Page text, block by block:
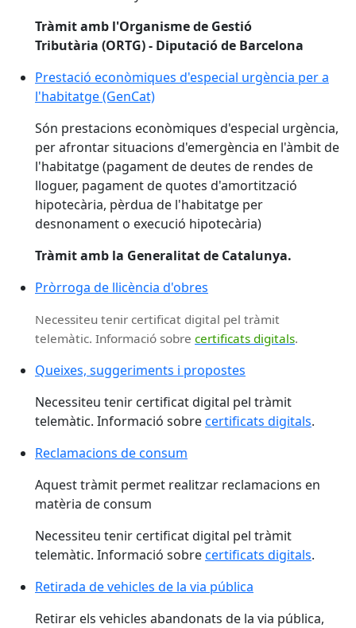
Tràmit amb l'Organisme de Gestió
Tributària (ORTG) - Diputació de Barcelona
Prestació econòmiques d'especial urgència per a
l'habitatge (GenCat)
Són prestacions econòmiques d'especial urgència,
per afrontar situacions d'emergència en l'àmbit de
l'habitatge (pagament de deutes de rendes de
lloguer, pagament de quotes d'amortització
hipotecària, pèrdua de l'habitatge per
desnonament o execució hipotecària)
Tràmit amb la Generalitat de Catalunya.
Pròrroga de llicència d'obres
Necessiteu tenir certificat digital pel tràmit
telemàtic. Informació sobre certificats digitals.
Queixes, suggeriments i propostes
Necessiteu tenir certificat digital pel tràmit
telemàtic. Informació sobrecertificats digitals.
Reclamacions de consum
Aquest tràmit permet realitzar reclamacions en
matèria de consum
Necessiteu tenir certificat digital pel tràmit
telemàtic. Informació sobrecertificats digitals.
Retirada de vehicles de la via pública
Retirar els vehicles abandonats de la via pública,